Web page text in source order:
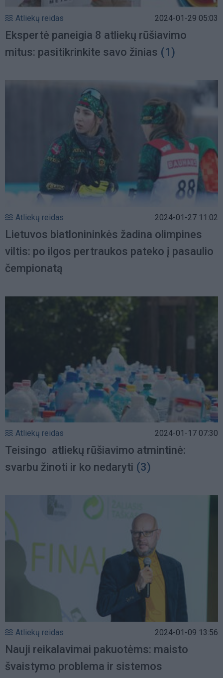
Atliekų reidas 2024-01-29 05:03
Ekspertė paneigia 8 atliekų rūšiavimo
mitus: pasitikrinkite savo žinias (1)
Atliekų reidas 2024-01-27 11:02
Lietuvos biatlonininkės žadina olimpines
viltis: po ilgos pertraukos pateko į pasaulio
čempionatą
Atliekų reidas 2024-01-17 07:30
Teisingo atliekų rūšiavimo atmintinė:
svarbu žinoti ir ko nedaryti (3)
Atliekų reidas 2024-01-09 13:56
Nauji reikalavimai pakuotėms: maisto
švaistymo problema ir sistemos